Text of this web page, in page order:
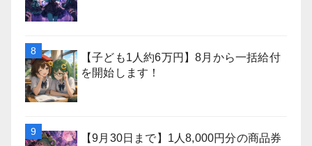
【子ども1人約6万円】8月から一括給付
を開始します！
【9月30日まで】1人8,000円分の商品券